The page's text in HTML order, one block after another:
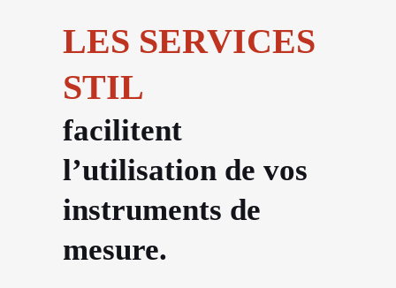
LES SERVICES
STIL
facilitent
l’utilisation de vos
instruments de
mesure.